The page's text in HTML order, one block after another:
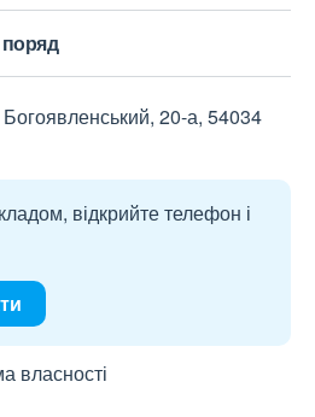
20-а, 54034
відкрийте телефон і
власності